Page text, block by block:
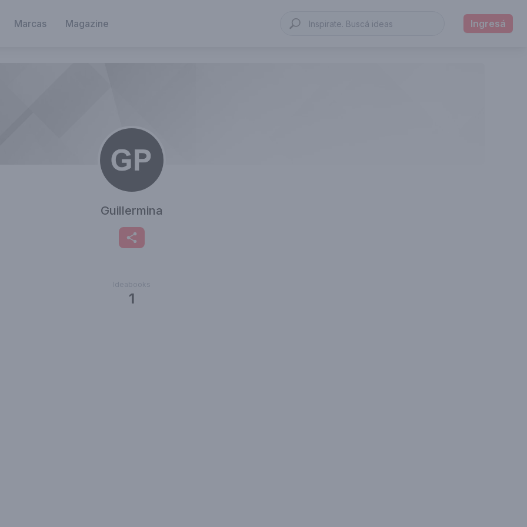
Marcas Magazine Ingresá
Guillermina
Ideabooks
1